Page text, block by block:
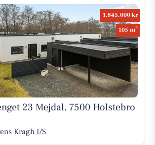
1.845.000 kr
105 m2
23 Mejdal, 7500 Holstebro
Kragh I/S